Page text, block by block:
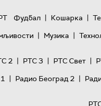
Фудбал | Кошарка |
| Музика |
2 | РТС 3 | РТС Свет |
| Радио Београд 2 |